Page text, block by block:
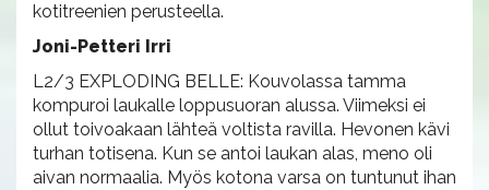
kotitreenien perusteella.
Joni-Petteri Irri
L2/3 EXPLODING BELLE: Kouvolassa tamma
kompuroi laukalle loppusuoran alussa. Viimeksi ei
ollut toivoakaan lähteä voltista ravilla. Hevonen kävi
turhan totisena. Kun se antoi laukan alas, meno oli
aivan normaalia. Myös kotona varsa on tuntunut ihan